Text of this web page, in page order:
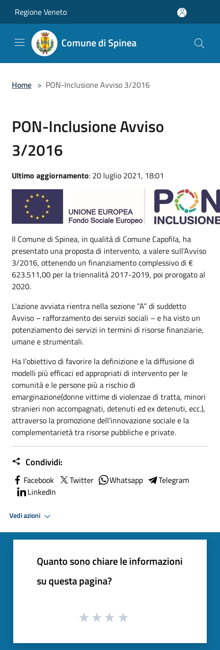
Regione Veneto
Comune di Spinea
Home > PON-Inclusione Avviso 3/2016
PON-Inclusione Avviso
3/2016
Ultimo aggiornamento: 20 luglio 2021, 18:01
Il Comune di Spinea, in qualità di Comune Capofila, ha
presentato una proposta di intervento, a valere sull'Avviso
3/2016, ottenendo un finanziamento complessivo di €
623.511,00 per la triennalità 2017-2019, poi prorogato al
2020.
L'azione avviata rientra nella sezione “A” di suddetto
Avviso – rafforzamento dei servizi sociali – e ha visto un
potenziamento dei servizi in termini di risorse finanziarie,
umane e strumentali.
Ha l’obiettivo di favorire la definizione e la diffusione di
modelli più efficaci ed appropriati di intervento per le
comunità e le persone più a rischio di
emarginazione(donne vittime di violenzae di tratta, minori
stranieri non accompagnati, detenuti ed ex detenuti, ecc.),
attraverso la promozione dell’innovazione sociale e la
complementarietà tra risorse pubbliche e private.
Condividi:
Facebook Twitter Whatsapp
Telegram
LinkedIn
Vedi azioni
Quanto sono chiare le informazioni
su questa pagina?